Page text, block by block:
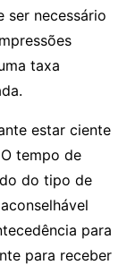
ser necessário
taxa
estar ciente
tempo de
do tipo de
para
para receber